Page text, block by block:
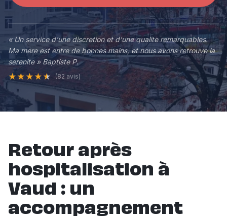
« Un service d'une discretion et d'une qualite remarquables.
Ma mere est entre de bonnes mains, et nous avons retrouve la
serenite » Baptiste P.
★★★ ★ ★ (82 avis)
Retour après
hospitalisation à
Vaud : un
accompagnement